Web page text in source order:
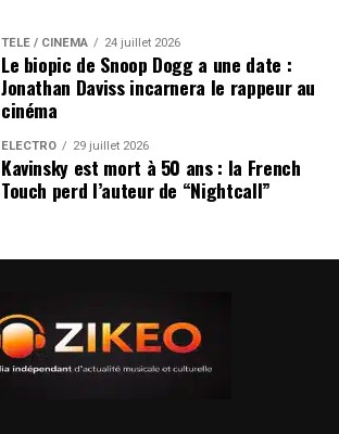
TÉLÉ / CINÉMA 24 juillet 2026
Le biopic de Snoop Dogg a une date :
Jonathan Daviss incarnera le rappeur au
cinéma
ÉLECTRO 29 juillet 2026
Kavinsky est mort à 50 ans : la French
Touch perd l’auteur de “Nightcall”